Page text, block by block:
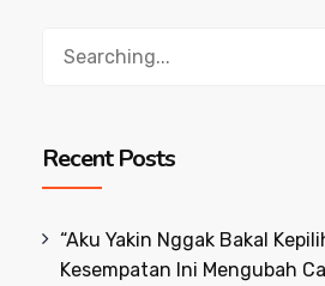
Recent Posts
“Aku Yakin Nggak Bakal
Kesempatan Ini Mengubah